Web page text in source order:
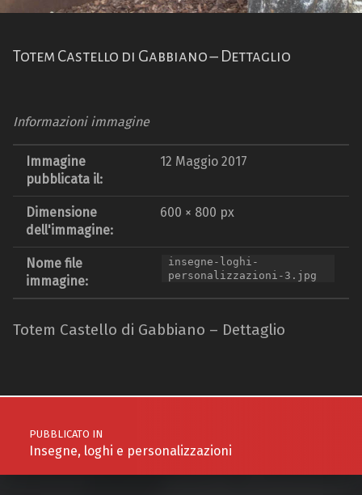
Totem Castello di Gabbiano – Dettaglio
Informazioni immagine
Immagine
pubblicata il:
12 Maggio 2017
Dimensione
dell'immagine:
600 × 800 px
Nome file
immagine:
insegne-loghi-
personalizzazioni-3.jpg
Totem Castello di Gabbiano – Dettaglio
Navigazione articoli
PUBBLICATO IN
Insegne, loghi e personalizzazioni